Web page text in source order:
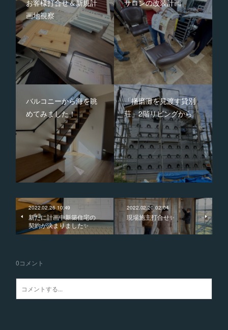
お客様打合せ＆新規計
画地視察
サロンの改装計画
バルコニーから海を眺
めてみました！
「播磨灘を見渡す貸別
荘」2階リビングから
2022.02.26 10:49
新たに計画中新築住宅の
契約が決まりました✨
2022.02.20 02:04
現場施主打合せ✨
0コメント